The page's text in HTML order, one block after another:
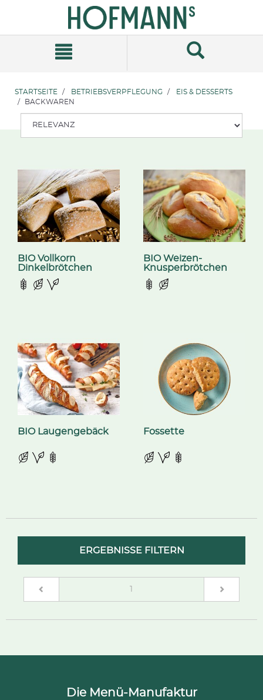
Navigationsmenü
STARTSEITE BETRIEBSVERPFLEGUNG
EIS & DESSERTS
BACKWAREN
BIO Vollkorn
Dinkelbrötchen
BIO Weizen-
Knusperbrötchen
BIO Laugengebäck Fossette
ERGEBNISSE FILTERN
Die Menü-Manufaktur